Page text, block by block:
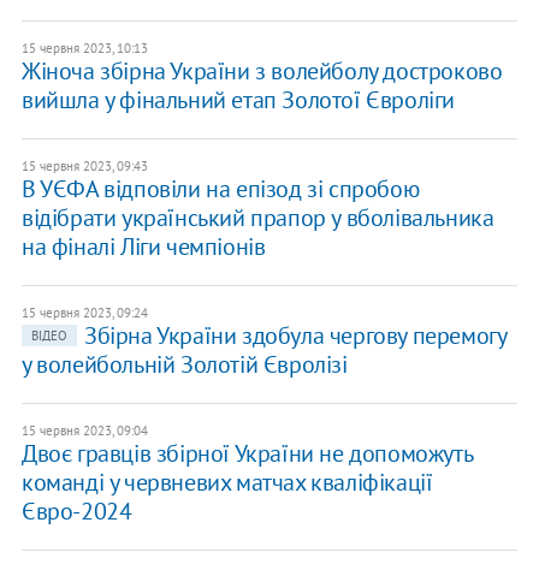
15 червня 2023, 10:13
Жіноча збірна України з волейболу достроково
вийшла у фінальний етап Золотої Євроліги
15 червня 2023, 09:43
В УЄФА відповіли на епізод зі спробою
відібрати український прапор у вболівальника
на фіналі Ліги чемпіонів
15 червня 2023, 09:24
ВІДЕО
Збірна України здобула чергову перемогу
у волейбольній Золотій Євролізі
15 червня 2023, 09:04
Двоє гравців збірної України не допоможуть
команді у червневих матчах кваліфікації
Євро-2024